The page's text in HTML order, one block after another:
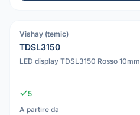
PDF
Vishay (temic)
TDSL3150
LED display TDSL3150 Rosso 10mm
5
A partire da